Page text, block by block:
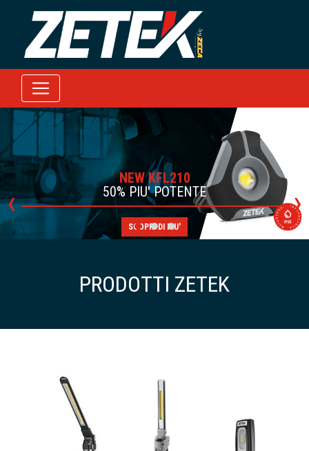
NEW KFL210
50% PIU' POTENTE
SCOPRI DI PIU'
‹ ›
PRODOTTI ZETEK